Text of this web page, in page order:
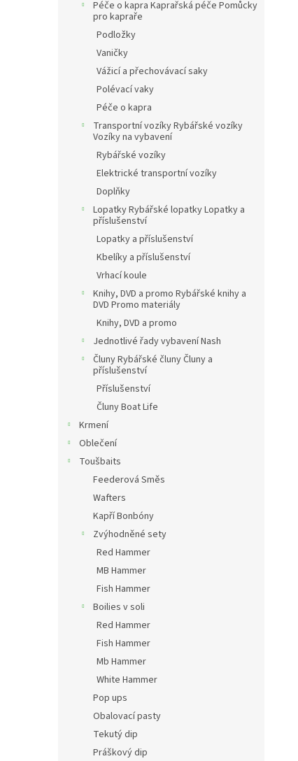
Péče o kapra Kaprařská péče Pomůcky
pro kapraře
Podložky
Vaničky
Vážicí a přechovávací saky
Polévací vaky
Péče o kapra
Transportní vozíky Rybářské vozíky
Vozíky na vybavení
Rybářské vozíky
Elektrické transportní vozíky
Doplňky
Lopatky Rybářské lopatky Lopatky a
příslušenství
Lopatky a příslušenství
Kbelíky a příslušenství
Vrhací koule
Knihy, DVD a promo Rybářské knihy a
DVD Promo materiály
Knihy, DVD a promo
Jednotlivé řady vybavení Nash
Čluny Rybářské čluny Čluny a
příslušenství
Příslušenství
Čluny Boat Life
Krmení
Oblečení
Toušbaits
Feederová Směs
Wafters
Kapří Bonbóny
Zvýhodněné sety
Red Hammer
MB Hammer
Fish Hammer
Boilies v soli
Red Hammer
Fish Hammer
Mb Hammer
White Hammer
Pop ups
Obalovací pasty
Tekutý dip
Práškový dip